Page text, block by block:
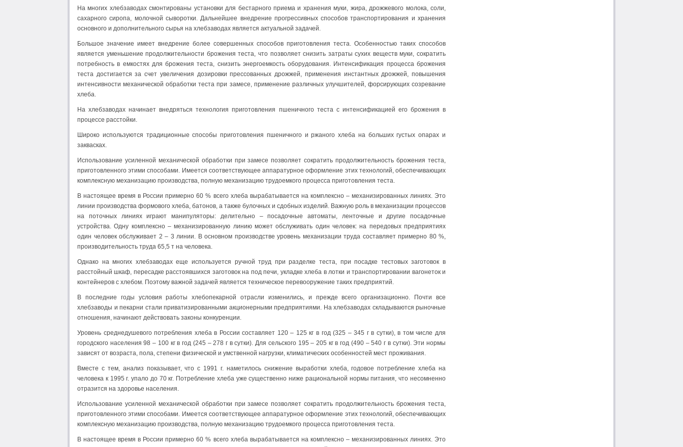
На многих хлебзаводах смонтированы установки для бестарного приема и хранения муки, жира, дрожжевого молока, соли,
сахарного сиропа, молочной сыворотки. Дальнейшее внедрение прогрессивных способов транспортирования и хранения
основного и дополнительного сырья на хлебзаводах является актуальной задачей.
Большое значение имеет внедрение более совершенных способов приготовления теста. Особенностью таких способов
является уменьшение продолжительности брожения теста, что позволяет снизить затраты сухих веществ муки, сократить
потребность в емкостях для брожения теста, снизить энергоемкость оборудования. Интенсификация процесса брожения
теста достигается за счет увеличения дозировки прессованных дрожжей, применения инстантных дрожжей, повышения
интенсивности механической обработки теста при замесе, применение различных улучшителей, форсирующих созревание
хлеба.
На хлебзаводах начинает внедряться технология приготовления пшеничного теста с интенсификацией его брожения в
процессе расстойки.
Широко используются традиционные способы приготовления пшеничного и ржаного хлеба на больших густых опарах и
заквасках.
Использование усиленной механической обработки при замесе позволяет сократить продолжительность брожения теста,
приготовленного этими способами. Имеется соответствующее аппаратурное оформление этих технологий, обеспечивающих
комплексную механизацию производства, полную механизацию трудоемкого процесса приготовления теста.
В настоящее время в России примерно 60 % всего хлеба вырабатывается на комплексно – механизированных линиях. Это
линии производства формового хлеба, батонов, а также булочных и сдобных изделий. Важную роль в механизации процессов
на поточных линиях играют манипуляторы: делительно – посадочные автоматы, ленточные и другие посадочные
устройства. Одну комплексно – механизированную линию может обслуживать один человек: на передовых предприятиях
один человек обслуживает 2 – 3 линии. В основном производстве уровень механизации труда составляет примерно 80 %,
производительность труда 65,5 т на человека.
Однако на многих хлебзаводах еще используется ручной труд при разделке теста, при посадке тестовых заготовок в
расстойный шкаф, пересадке расстоявшихся заготовок на под печи, укладке хлеба в лотки и транспортировании вагонеток и
контейнеров с хлебом. Поэтому важной задачей является техническое перевооружение таких предприятий.
В последние годы условия работы хлебопекарной отрасли изменились, и прежде всего организационно. Почти все
хлебзаводы и пекарни стали приватизированными акционерными предприятиями. На хлебзаводах складываются рыночные
отношения, начинают действовать законы конкуренции.
Уровень среднедушевого потребления хлеба в России составляет 120 – 125 кг в год (325 – 345 г в сутки), в том числе для
городского населения 98 – 100 кг в год (245 – 278 г в сутки). Для сельского 195 – 205 кг в год (490 – 540 г в сутки). Эти нормы
зависят от возраста, пола, степени физической и умственной нагрузки, климатических особенностей мест проживания.
Вместе с тем, анализ показывает, что с 1991 г. наметилось снижение выработки хлеба, годовое потребление хлеба на
человека к 1995 г. упало до 70 кг. Потребление хлеба уже существенно ниже рациональной нормы питания, что несомненно
отразится на здоровье населения.
Использование усиленной механической обработки при замесе позволяет сократить продолжительность брожения теста,
приготовленного этими способами. Имеется соответствующее аппаратурное оформление этих технологий, обеспечивающих
комплексную механизацию производства, полную механизацию трудоемкого процесса приготовления теста.
В настоящее время в России примерно 60 % всего хлеба вырабатывается на комплексно – механизированных линиях. Это